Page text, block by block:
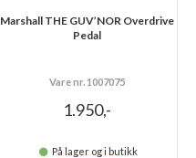
Marshall THE GUV’NOR Overdrive
Pedal
Vare nr. 1007075
1.950,-
På lager og i butikk